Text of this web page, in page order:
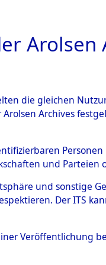
BILD
Arolsen
die gleichen
Archives
und
und sonstige
Der ITS
Veröffentlichung